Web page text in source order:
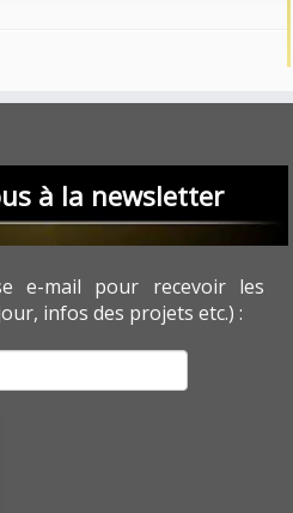
à la newsletter
e-mail pour recevoir les
infos des projets etc.) :